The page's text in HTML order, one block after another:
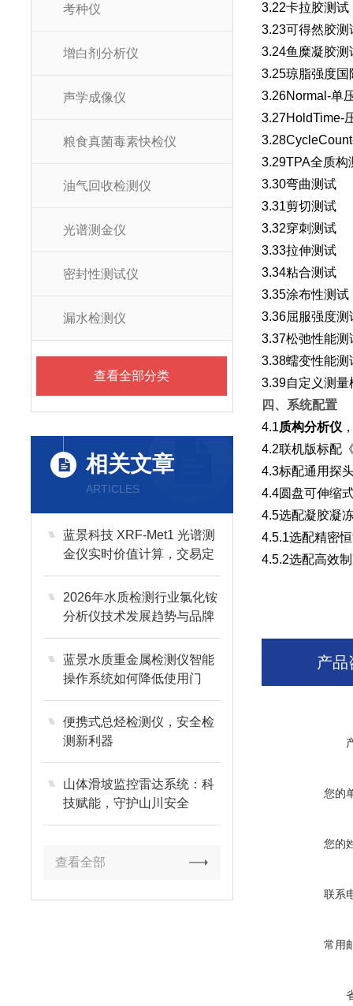
考种仪
增白剂分析仪
声学成像仪
粮食真菌毒素快检仪
油气回收检测仪
光谱测金仪
密封性测试仪
漏水检测仪
查看全部分类
相关文章
ARTICLES
蓝景科技 XRF-Met1 光谱测
金仪实时价值计算，交易定
价一步到位
2026年水质检测行业氯化铵
分析仪技术发展趋势与品牌
前瞻
蓝景水质重金属检测仪智能
操作系统如何降低使用门
槛？
便携式总烃检测仪，安全检
测新利器
山体滑坡监控雷达系统：科
技赋能，守护山川安全
查看全部
3.22卡拉胶测
3.23可得然胶
3.24鱼糜凝胶
3.25琼脂强度
3.26Normal-单
3.27HoldTime-
3.29TPA全质构
3.30弯曲测试
3.31剪切测试
3.32穿刺测试
3.33拉伸测试
3.34粘合测试
3.35涂布性测试
3.36屈服强度测
3.37松弛性能测
3.38蠕变性能测
3.39自定义测量
四、系统配置
4.1质构分析仪
4.2联机版标配
4.3标配通用探
4.4圆盘可伸缩
4.5选配凝胶凝
4.5.1选配精密
4.5.2选配高效
产品
您的
您的
联系
常用